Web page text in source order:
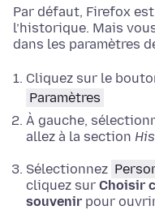
Par défaut, Firefox
l’historique. Mais
dans les paramètres
Cliquez sur le
Paramètres
À gauche,
allez à la section
Sélectionnez
cliquez sur Choisir
souvenir pour